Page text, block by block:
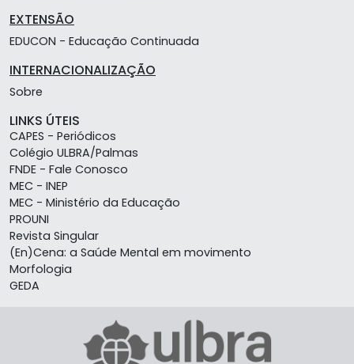
EXTENSÃO
EDUCON - Educação Continuada
INTERNACIONALIZAÇÃO
Sobre
LINKS ÚTEIS
CAPES - Periódicos
Colégio ULBRA/Palmas
FNDE - Fale Conosco
MEC - INEP
MEC - Ministério da Educação
PROUNI
Revista Singular
(En)Cena: a Saúde Mental em movimento
Morfologia
GEDA